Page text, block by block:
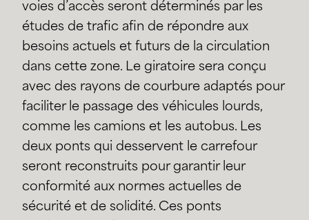
voies d’accès seront déterminés par les
études de trafic afin de répondre aux
besoins actuels et futurs de la circulation
dans cette zone. Le giratoire sera conçu
avec des rayons de courbure adaptés pour
faciliter le passage des véhicules lourds,
comme les camions et les autobus. Les
deux ponts qui desservent le carrefour
seront reconstruits pour garantir leur
conformité aux normes actuelles de
sécurité et de solidité. Ces ponts